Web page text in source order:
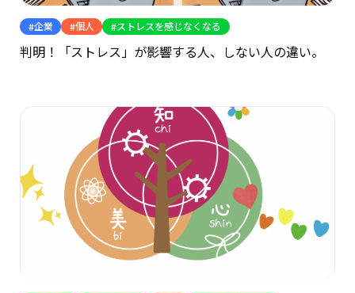
企業 個人 ストレスを感じなくなる
判明！「ストレス」が影響する人、しない人の違い。